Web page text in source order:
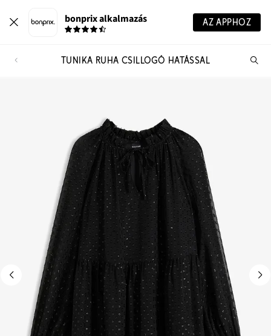
bonprix alkalmazás AZ APPHOZ
TUNIKA RUHA CSILLOGÓ HATÁSSAL